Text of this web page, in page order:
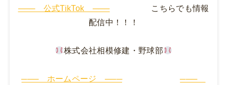
─── 公式TikTok ───こちらでも情報
配信中！！！
株式会社相模修建・野球部
─── ホームページ ───
───